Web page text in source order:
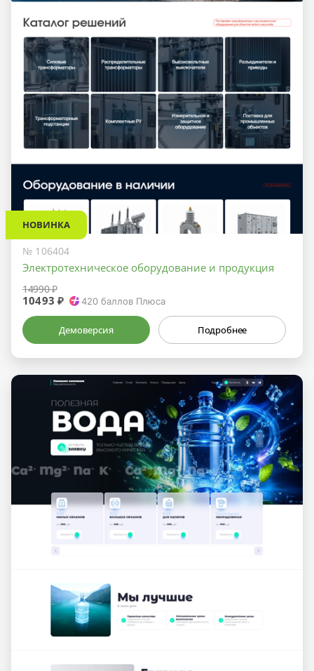
НОВИНКА
№ 106404
Электротехническое оборудование и продукция
14990 ₽
10493 ₽ 420 баллов Плюса
Демоверсия Подробнее